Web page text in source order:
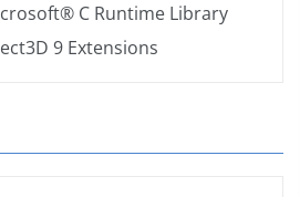
C Runtime Library
9 Extensions